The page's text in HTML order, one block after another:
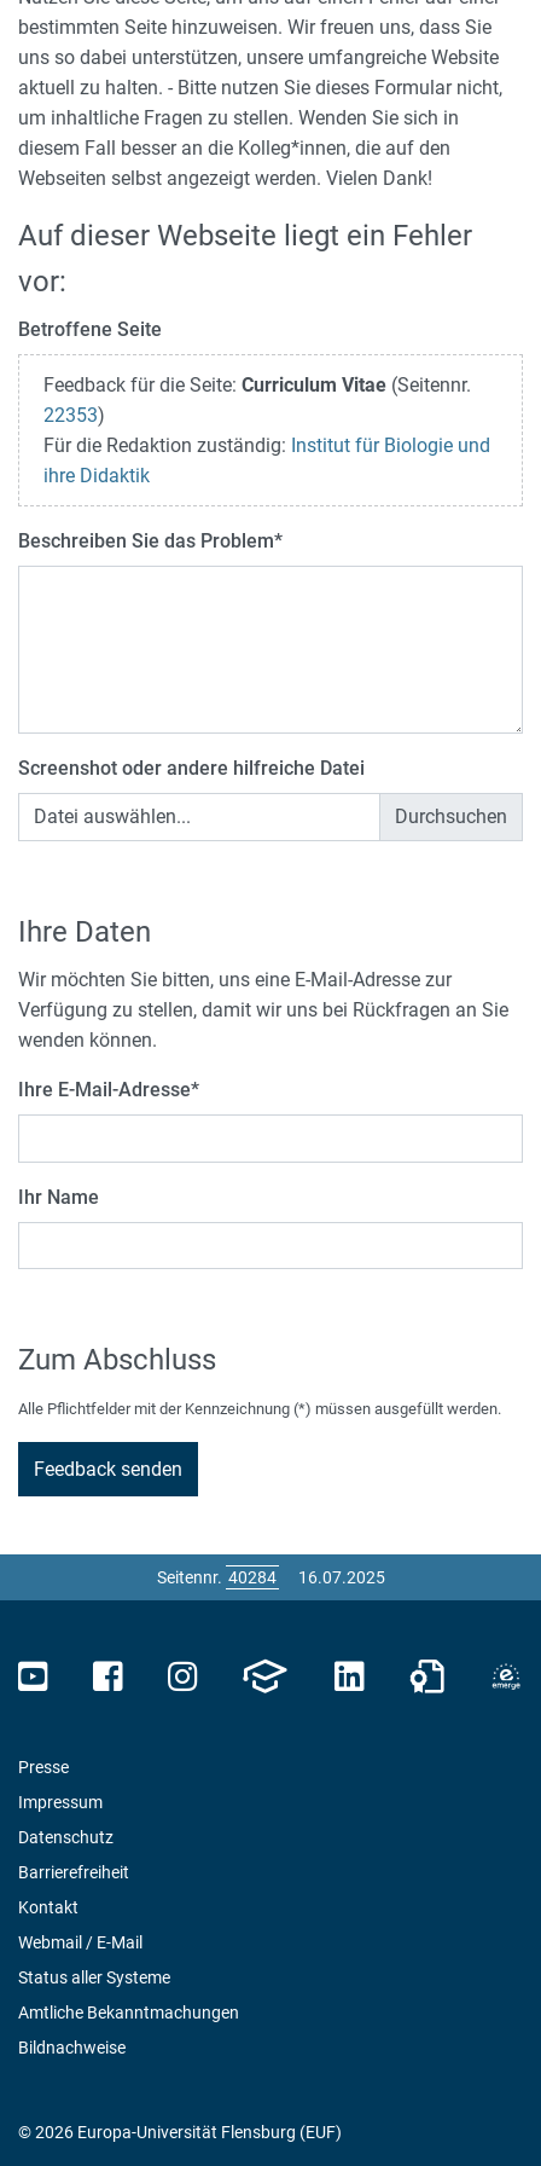
bestimmten Seite hinzuweisen. Wir freuen uns, dass Sie
uns so dabei unterstützen, unsere umfangreiche Website
aktuell zu halten. - Bitte nutzen Sie dieses Formular nicht,
um inhaltliche Fragen zu stellen. Wenden Sie sich in
diesem Fall besser an die Kolleg*innen, die auf den
Webseiten selbst angezeigt werden. Vielen Dank!
Auf dieser Webseite liegt ein Fehler
vor:
Betroffene Seite
Feedback für die Seite: Curriculum Vitae (Seitennr.
22353)
Für die Redaktion zuständig: Institut für Biologie und
ihre Didaktik
Beschreiben Sie das Problem*
Screenshot oder andere hilfreiche Datei
Datei auswählen...
Ihre Daten
Wir möchten Sie bitten, uns eine E-Mail-Adresse zur
Verfügung zu stellen, damit wir uns bei Rückfragen an Sie
wenden können.
Ihre E-Mail-Adresse*
Ihr Name
Zum Abschluss
Alle Pflichtfelder mit der Kennzeichnung (*) müssen ausgefüllt werden.
Seitennr. 16.07.2025
Presse
Impressum
Datenschutz
Barrierefreiheit
Kontakt
Webmail / E-Mail
Status aller Systeme
Amtliche Bekanntmachungen
Bildnachweise
© 2026 Europa-Universität Flensburg (EUF)